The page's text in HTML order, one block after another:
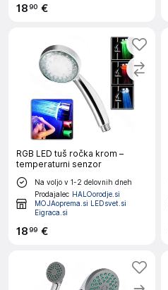
1890 €
RGB LED tuš ročka krom –
temperaturni senzor
Na voljo v 1-2 delovnih dneh
Prodajalec HALOorodje.si
MOJAoprema.si LEDsvet.si
Eigraca.si
1899 €